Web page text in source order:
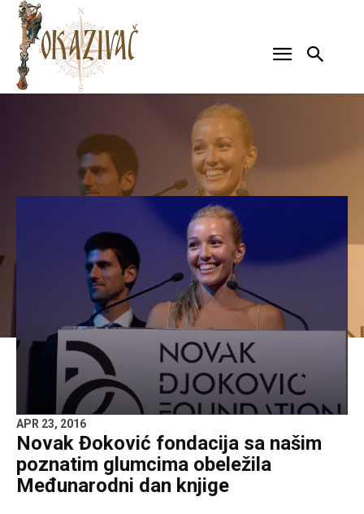
APR 23, 2016
Novak Đoković fondacija sa našim
poznatim glumcima obeležila
Međunarodni dan knjige